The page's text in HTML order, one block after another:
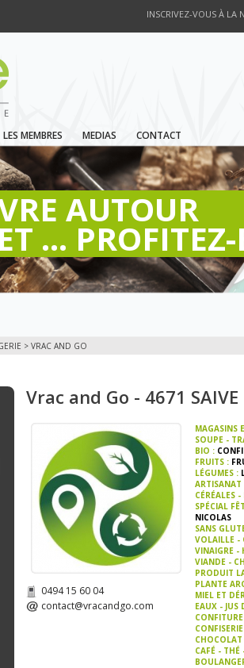
INSCRIVEZ-VOUS À LA
LES MEMBRES MEDIAS CONTACT
AUTOUR
...
> VRAC AND GO
Vrac and Go - 4671 SAIVE
0494 15 60 04
contact@vracandgo.com
MAGASINS
SOUPE -
BIO :
FRUITS :
LÉGUMES :
ARTISANAT
CÉRÉALES
SPÉCIAL
NICOLAS
SANS
VOLAILLE -
VINAIGRE -
VIANDE -
PRODUIT
PLANTE
MIEL ET
EAUX - JUS
CHOCOLAT
CAFÉ - THÉ